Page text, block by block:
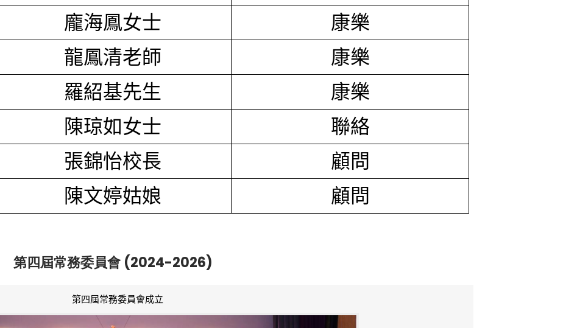
龐海鳳女士
康樂
龍鳳清老師
康樂
羅紹基先生
康樂
陳琼如女士
聯絡
張錦怡校長
顧問
陳文婷姑娘 顧問
第四屆常務委員會 (2024-2026)
第四屆常務委員會成立